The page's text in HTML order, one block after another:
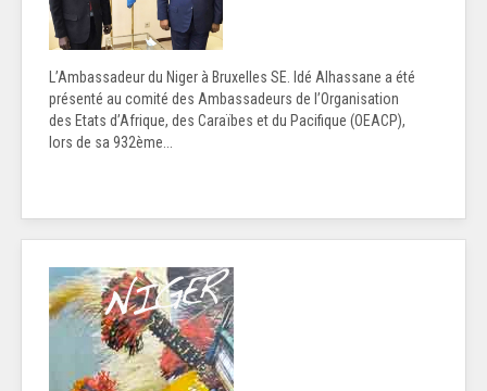
L’Ambassadeur du Niger à Bruxelles SE. Idé Alhassane a été
présenté au comité des Ambassadeurs de l’Organisation
des Etats d’Afrique, des Caraïbes et du Pacifique (OEACP),
lors de sa 932ème...